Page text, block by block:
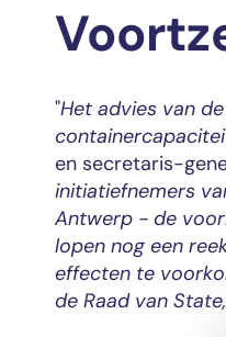
"Het advies van
en secretaris-
initiatiefnemers
Antwerp - de
lopen nog een
effecten te
de Raad van